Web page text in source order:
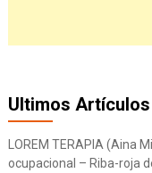
Ultimos
LOREM TERAPIA (Aina
ocupacional – Riba-roja